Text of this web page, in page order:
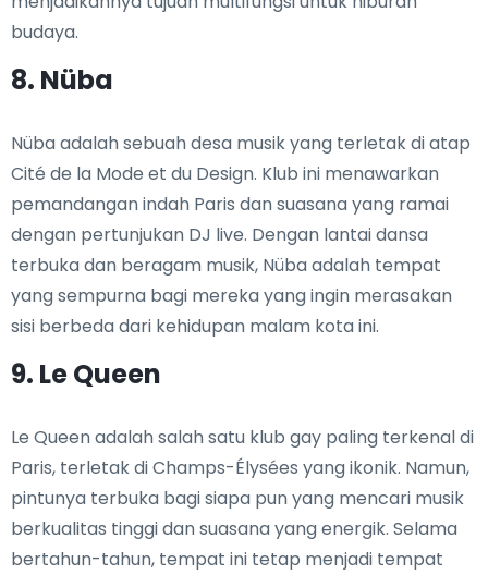
budaya.
8. Nüba
Nüba adalah sebuah desa musik yang terletak di atap
Cité de la Mode et du Design. Klub ini menawarkan
pemandangan indah Paris dan suasana yang ramai
dengan pertunjukan DJ live. Dengan lantai dansa
terbuka dan beragam musik, Nüba adalah tempat
yang sempurna bagi mereka yang ingin merasakan
sisi berbeda dari kehidupan malam kota ini.
9. Le Queen
Le Queen adalah salah satu klub gay paling terkenal di
Paris, terletak di Champs-Élysées yang ikonik. Namun,
pintunya terbuka bagi siapa pun yang mencari musik
berkualitas tinggi dan suasana yang energik. Selama
bertahun-tahun, tempat ini tetap menjadi tempat